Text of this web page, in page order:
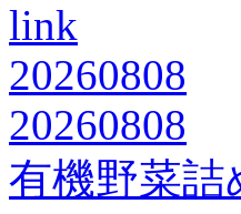
link
20260808
20260808
有機野菜詰